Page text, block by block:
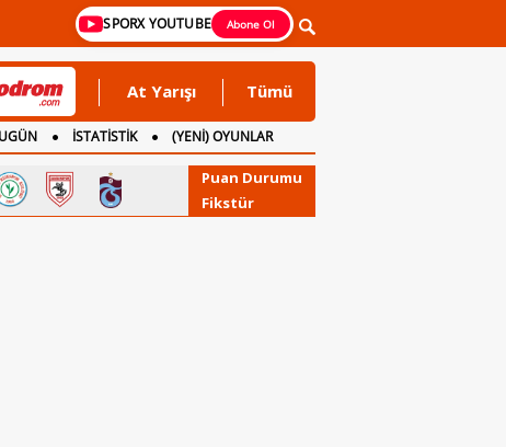
SPORX YOUTUBE Abone Ol
At Yarışı Tümü
İSTATİSTİK
(YENİ) OYUNLAR
Puan Durumu
Fikstür